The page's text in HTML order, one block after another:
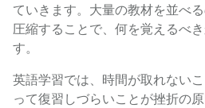
ていきます。大量の教材を並べ
圧縮することで、何を覚えるべ
す。
英語学習では、時間が取れない
って復習しづらいことが挫折の